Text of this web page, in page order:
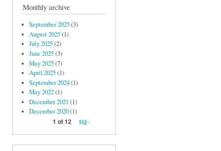
Monthly archive
September 2025(3)
August 2025(1)
July 2025(2)
June 2025(3)
May 2025(7)
April 2025(1)
September 2024(1)
May 2022(1)
December 2021 (1)
December 2020(1)
1 of 12
sig ›